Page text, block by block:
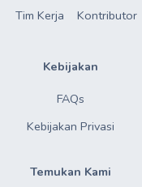
Tim Kerja
Kontributor
Kebijakan
FAQs
Kebijakan Privasi
Temukan Kami